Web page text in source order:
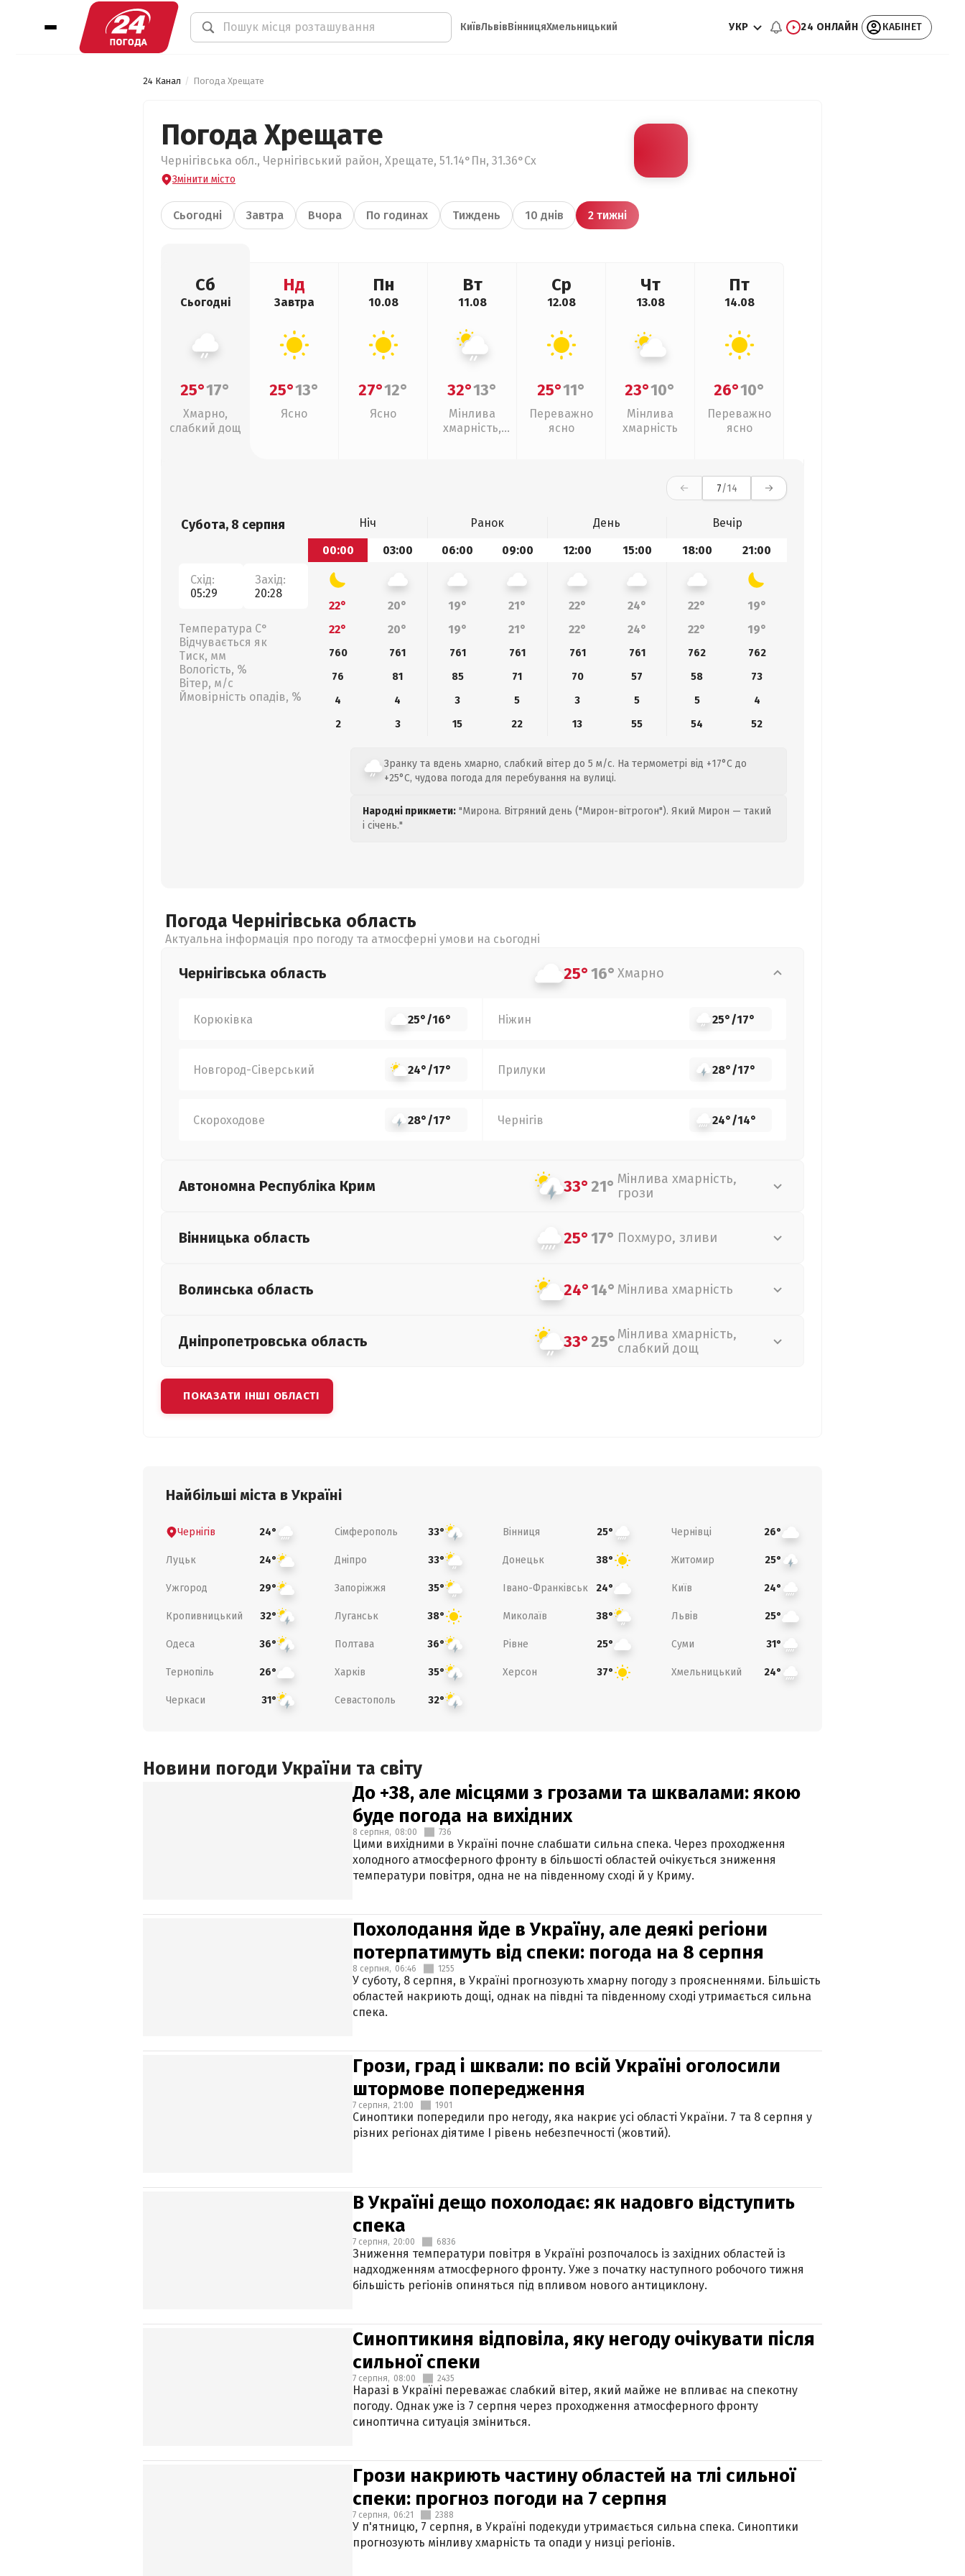
КиївЛьвівВінницяХмельницький УКР 24 ОНЛАЙН КАБІНЕТ
24 Канал Погода Хрещате
Погода Хрещате
Чернігівська обл., Чернігівський район, Хрещате, 51.14°Пн, 31.36°Сх
Змінити місто
Сьогодні Завтра Вчора По годинах Тиждень 10 днів 2 тижні
Сб
Сьогодні
25°17°
Хмарно,
слабкий дощ
Нд
Завтра
25°13°
Ясно
Пн
10.08
27°12°
Ясно
Вт
11.08
32°13°
Мінлива
хмарність,
Ср
12.08
25°11°
Переважно
ясно
Чт
13.08
23°10°
Мінлива
хмарність
Пт
14.08
26°10°
Переважно
ясно
7/14
Субота, 8 серпня
Схід:
05:29
Захід:
20:28
Температура С°
Відчувається як
Тиск, мм
Вологість, %
Вітер, м/с
Ймовірність опадів, %
Ніч Ранок День
Вечір
00:00
03:00 06:00 09:00 12:00 15:00 18:00 21:00
22° 20° 19° 21° 22° 24° 22°
19°
22°
20° 19° 21° 22° 24° 22° 19°
760 761 761 761 761 761 762
762
76
81 85 71 70 57 58
73
4
4 3 5 3 5 5
4
2
3 15 22 13 55 54 52
Зранку та вдень хмарно, слабкий вітер до 5 м/с. На термометрі від +17°C до
+25°C, чудова погода для перебування на вулиці.
Народні прикмети: "Мирона. Вітряний день ("Мирон-вітрогон"). Який Мирон — такий
і січень."
Погода Чернігівська область
Актуальна інформація про погоду та атмосферні умови на сьогодні
Чернігівська область 25°16° Хмарно
Корюківка 25°/16° Ніжин 25°/17°
Новгород-Сіверський 24°/17° Прилуки 28°/17°
Скороходове 28°/17° Чернігів 24°/14°
Автономна Республіка Крим 33°21° Мінлива хмарність,
грози
Вінницька область 25°17° Похмуро, зливи
Волинська область 24°14° Мінлива хмарність
Дніпропетровська область 33°25°Мінлива хмарність,
слабкий дощ
ПОКАЗАТИ ІНШІ ОБЛАСТІ
Найбільші міста в Україні
Чернігів 24° Сімферополь 33° Вінниця 25° Чернівці 26°
Луцьк 24° Дніпро 33° Донецьк 38° Житомир 25°
Ужгород 29° Запоріжжя 35° Івано-Франківськ 24° Київ 24°
Кропивницький 32° Луганськ 38° Миколаїв 38° Львів 25°
Одеса 36° Полтава 36° Рівне 25° Суми 31°
Тернопіль 26° Харків 35° Херсон 37° Хмельницький 24°
Черкаси 31° Севастополь 32°
Новини погоди України та світу
До +38, але місцями з грозами та шквалами: якою
буде погода на вихідних
8 серпня, 08:00 736
Цими вихідними в Україні почне слабшати сильна спека. Через проходження
холодного атмосферного фронту в більшості областей очікується зниження
температури повітря, одна не на південному сході й у Криму.
Похолодання йде в Україну, але деякі регіони
потерпатимуть від спеки: погода на 8 серпня
8 серпня, 06:46 1255
У суботу, 8 серпня, в Україні прогнозують хмарну погоду з проясненнями. Більшість
областей накриють дощі, однак на півдні та південному сході утримається сильна
спека.
Грози, град і шквали: по всій Україні оголосили
штормове попередження
7 серпня, 21:00 1901
Синоптики попередили про негоду, яка накриє усі області України. 7 та 8 серпня у
різних регіонах діятиме І рівень небезпечності (жовтий).
В Україні дещо похолодає: як надовго відступить
спека
7 серпня, 20:00 6836
Зниження температури повітря в Україні розпочалось із західних областей із
надходженням атмосферного фронту. Уже з початку наступного робочого тижня
більшість регіонів опиняться під впливом нового антициклону.
Синоптикиня відповіла, яку негоду очікувати після
сильної спеки
7 серпня, 08:00 2435
Наразі в Україні переважає слабкий вітер, який майже не впливає на спекотну
погоду. Однак уже із 7 серпня через проходження атмосферного фронту
синоптична ситуація зміниться.
Грози накриють частину областей на тлі сильної
спеки: прогноз погоди на 7 серпня
7 серпня, 06:21 2388
У п'ятницю, 7 серпня, в Україні подекуди утримається сильна спека. Синоптики
прогнозують мінливу хмарність та опади у низці регіонів.